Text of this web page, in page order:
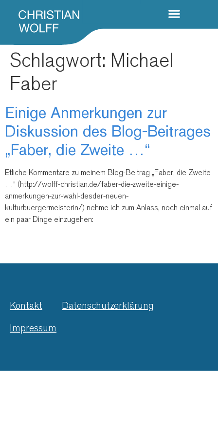
Schlagwort: Michael
Faber
Einige Anmerkungen zur
Diskussion des Blog-Beitrages
„Faber, die Zweite …“
Etliche Kommentare zu meinem Blog-Beitrag „Faber, die Zweite
…“ (http://wolff-christian.de/faber-die-zweite-einige-
anmerkungen-zur-wahl-desder-neuen-
kulturbuergermeisterin/) nehme ich zum Anlass, noch einmal auf
ein paar Dinge einzugehen:
Kontakt
Datenschutzerklärung
Impressum